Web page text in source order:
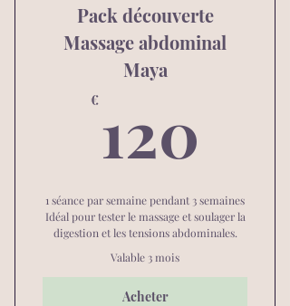
Pack découverte
Massage abdominal
Maya
€ 120
1 séance par semaine pendant 3 semaines
Idéal pour tester le massage et soulager la
digestion et les tensions abdominales.
Valable 3 mois
Acheter